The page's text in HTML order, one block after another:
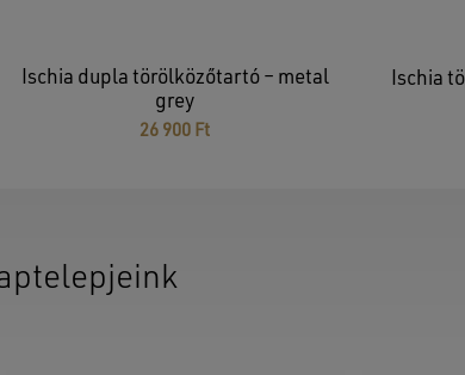
Ischia dupla törölközőtartó – metal
grey
26 900 Ft
Ischia